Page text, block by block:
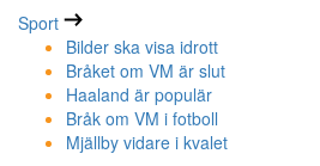
Sport
Bilder ska visa idrott
Bråket om VM är slut
Haaland är populär
Bråk om VM i fotboll
Mjällby vidare i kvalet